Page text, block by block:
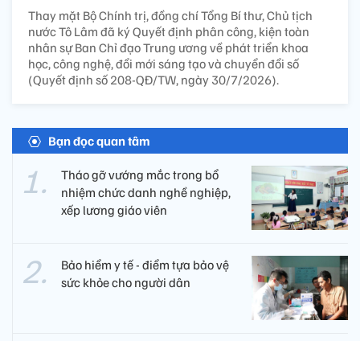
Thay mặt Bộ Chính trị, đồng chí Tổng Bí thư, Chủ tịch
nước Tô Lâm đã ký Quyết định phân công, kiện toàn
nhân sự Ban Chỉ đạo Trung ương về phát triển khoa
học, công nghệ, đổi mới sáng tạo và chuyển đổi số
(Quyết định số 208-QĐ/TW, ngày 30/7/2026).
Bạn đọc quan tâm
Tháo gỡ vướng mắc trong bổ
nhiệm chức danh nghề nghiệp,
xếp lương giáo viên
Bảo hiểm y tế - điểm tựa bảo vệ
sức khỏe cho người dân